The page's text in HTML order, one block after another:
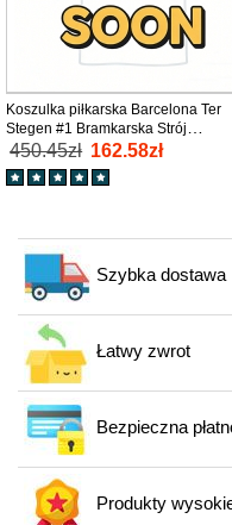
Koszulka piłkarska Barcelona Ter
Stegen #1 Bramkarska Strój
wyjazdowy 2025-26 tanio Długi
450.45zł 162.58zł
Szybka dostawa
Łatwy zwrot
Bezpieczna
Produkty